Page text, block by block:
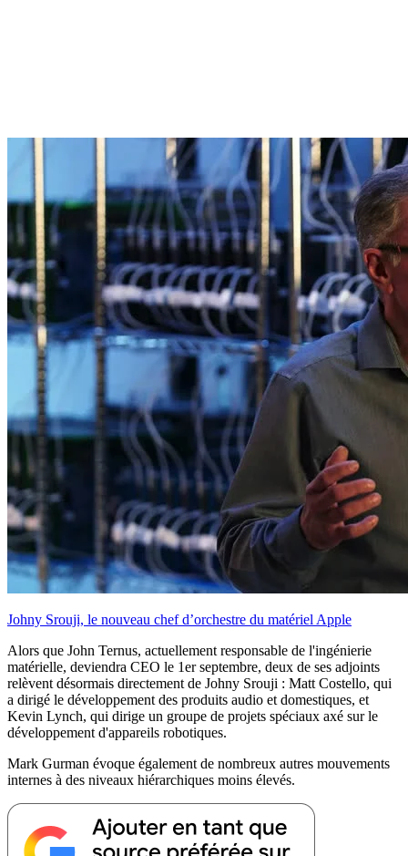
Johny Srouji, le nouveau chef d’orchestre du matériel Apple
Alors que John Ternus, actuellement responsable de l'ingénierie
matérielle, deviendra CEO le 1er septembre, deux de ses adjoints
relèvent désormais directement de Johny Srouji : Matt Costello, qui
a dirigé le développement des produits audio et domestiques, et
Kevin Lynch, qui dirige un groupe de projets spéciaux axé sur le
développement d'appareils robotiques.
Mark Gurman évoque également de nombreux autres mouvements
internes à des niveaux hiérarchiques moins élevés.